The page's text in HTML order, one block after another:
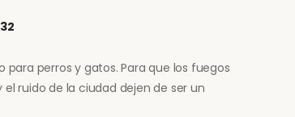
para perros y gatos. Para que los fuegos
ruido de la ciudad dejen de ser un